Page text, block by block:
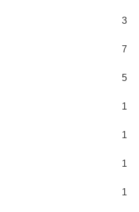
3
7
5
1
1
1
1